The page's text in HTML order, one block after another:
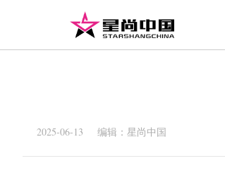
2025-06-13 编辑：星尚中国